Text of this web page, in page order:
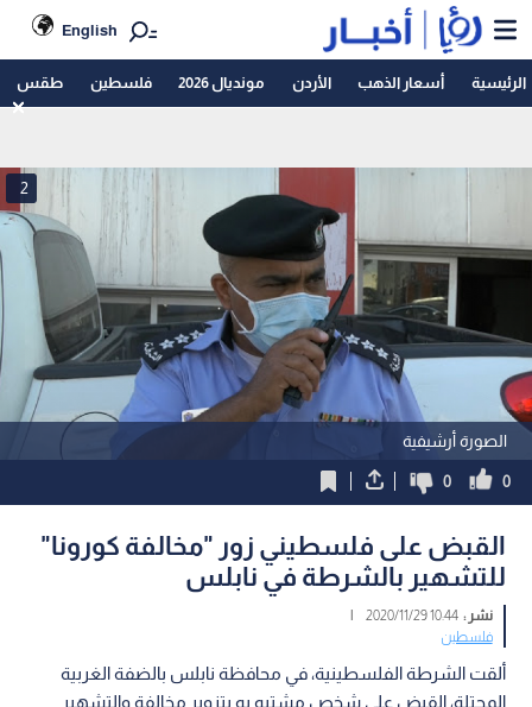
English
الرئيسية أسعار الذهب الأردن مونديال 2026 فلسطين طقس
الصورة أرشيفية
2
0
0
القبض على فلسطيني زور "مخالفة كورونا"
للتشهير بالشرطة في نابلس
نشر :10:44 2020/11/29
|
فلسطين
ألقت الشرطة الفلسطينية، في محافظة نابلس بالضفة الغربية
المحتلة، القبض على شخص مشتبه به بتزوير مخالفة والتشهير